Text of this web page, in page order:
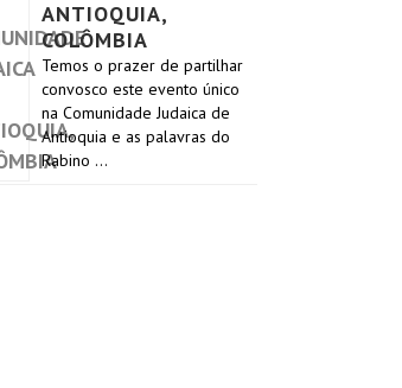
ANTIOQUIA,
COLÔMBIA
Temos o prazer de partilhar
convosco este evento único
na Comunidade Judaica de
Antioquia e as palavras do
Rabino …